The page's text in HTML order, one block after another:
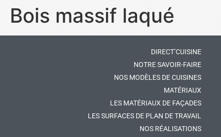
Bois massif laqué
DIRECT’CUISINE
NOTRE SAVOIR-FAIRE
NOS MODÈLES DE CUISINES
MATÉRIAUX
LES MATÉRIAUX DE FAÇADES
LES SURFACES DE PLAN DE TRAVAIL
NOS RÉALISATIONS